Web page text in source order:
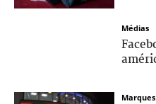
Médias
Marques